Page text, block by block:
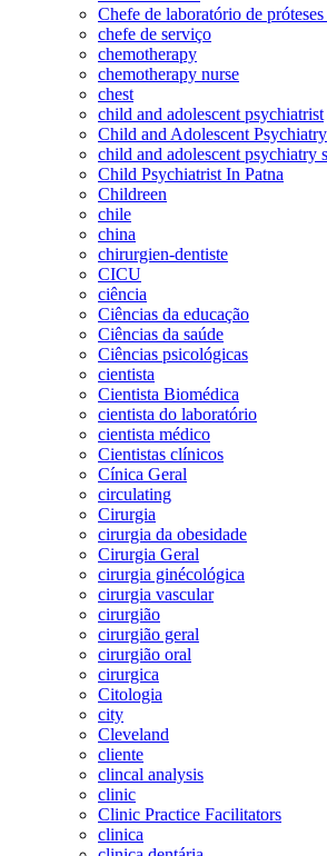
Chefe de laboratório de próteses
chefe de serviço
chemotherapy
chemotherapy nurse
chest
child and adolescent psychiatrist
Child and Adolescent Psychiatry
child and adolescent psychiatry
Child Psychiatrist In Patna
Childreen
chile
china
chirurgien-dentiste
CICU
ciência
Ciências da educação
Ciências da saúde
Ciências psicológicas
cientista
Cientista Biomédica
cientista do laboratório
cientista médico
Cientistas clínicos
Cínica Geral
circulating
Cirurgia
cirurgia da obesidade
Cirurgia Geral
cirurgia ginécológica
cirurgia vascular
cirurgião
cirurgião geral
cirurgião oral
cirurgica
Citologia
city
Cleveland
cliente
clincal analysis
clinic
Clinic Practice Facilitators
clinica